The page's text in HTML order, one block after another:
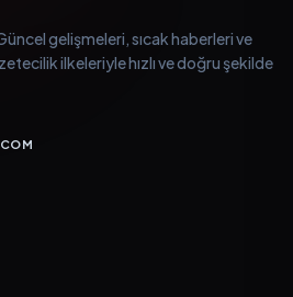
gelişmeleri, sıcak haberleri ve
ilkeleriyle hızlı ve doğru şekilde